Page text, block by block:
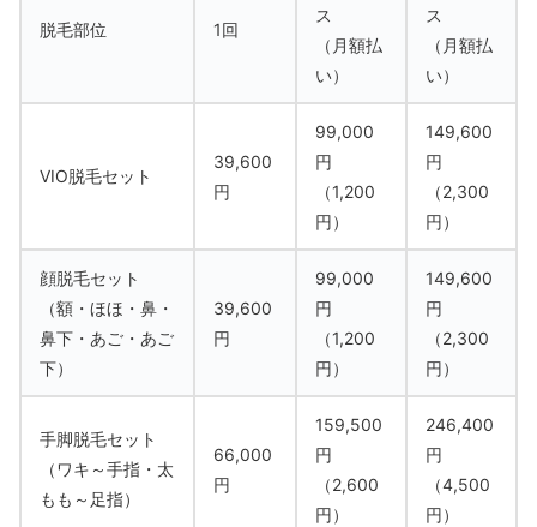
脱毛部位 1回
ス
（月額払
い）
ス
（月額払
い）
VIO脱毛セット
39,600
円
99,000
円
（1,200
円）
149,600
円
（2,300
円）
顔脱毛セット
（額・ほほ・鼻・
鼻下・あご・あご
下）
39,600
円
99,000
円
（1,200
円）
149,600
円
（2,300
円）
手脚脱毛セット
（ワキ～手指・太
もも～足指）
66,000
円
159,500
円
（2,600
円）
246,400
円
（4,500
円）